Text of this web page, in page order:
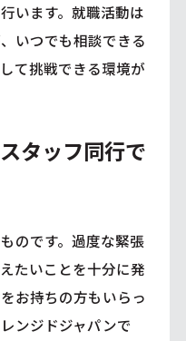
います。就職活動は
いつでも相談できる
て挑戦できる環境が
タッフ同行で
のです。過度な緊張
たいことを十分に発
お持ちの方もいらっ
ンジドジャパンで